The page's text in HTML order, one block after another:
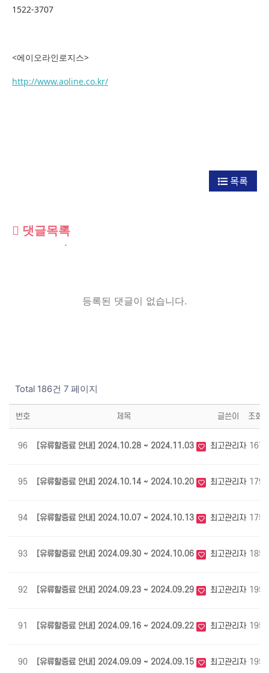
1522-3707
<에이오라인로지스>
http://www.aoline.co.kr/
목록
댓글목록
등록된 댓글이 없습니다.
Total 186건 7 페이지
번호 제목 글쓴이 조회
96 [유류할증료 안내] 2024.10.28 ~ 2024.11.03 최고관리자 1676
95 [유류할증료 안내] 2024.10.14 ~ 2024.10.20 최고관리자 1795
94 [유류할증료 안내] 2024.10.07 ~ 2024.10.13 최고관리자 1759
93 [유류할증료 안내] 2024.09.30 ~ 2024.10.06 최고관리자 1858
92 [유류할증료 안내] 2024.09.23 ~ 2024.09.29 최고관리자 1954
91 [유류할증료 안내] 2024.09.16 ~ 2024.09.22 최고관리자 1955
90 [유류할증료 안내] 2024.09.09 ~ 2024.09.15 최고관리자 1950